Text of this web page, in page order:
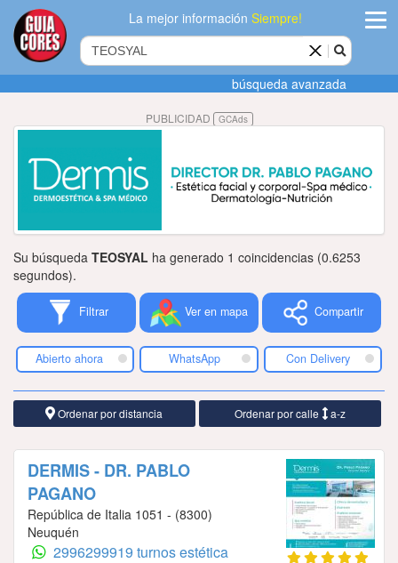
La mejor informaciónSiempre!
Agregar
empresa
Publicidad
Tiendacores
Contactenos
búsqueda avanzada
PUBLICIDAD GCAds
Su búsqueda TEOSYAL ha generado 1 coincidencias (0.6253
segundos).
Filtrar Ver en mapa Compartir
Abierto ahora WhatsApp Con Delivery
Ordenar por distancia Ordenar por calle a-z
DERMIS - DR. PABLO
PAGANO
República de Italia 1051 - (8300)
Neuquén
2996299919 turnos estética